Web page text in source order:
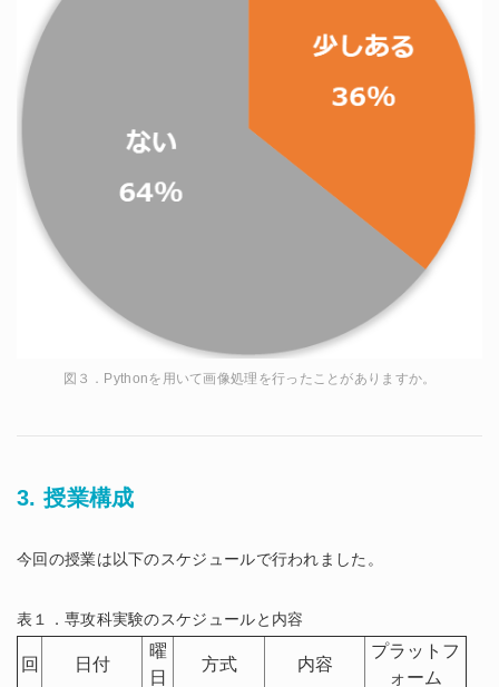
図３．Pythonを用いて画像処理を行ったことがありますか。
3. 授業構成
今回の授業は以下のスケジュールで行われました。
表１．専攻科実験のスケジュールと内容
回 日付
曜
日
方式 内容
プラットフ
ォーム